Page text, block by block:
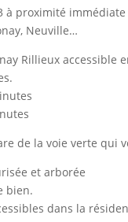
à proximité
Neuville…
Rillieux accessible
de la voie verte qui
et arborée
bien.
dans la